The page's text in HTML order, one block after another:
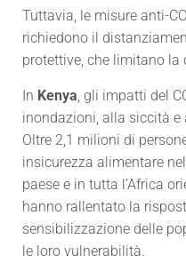
Tuttavia, le misure anti-
richiedono il
protettive, che limitano la
In Kenya, gli impatti del
inondazioni, alla siccità e
Oltre 2,1 milioni di
insicurezza alimentare
paese e in tutta l’Africa
hanno rallentato la
sensibilizzazione delle
le loro vulnerabilità.